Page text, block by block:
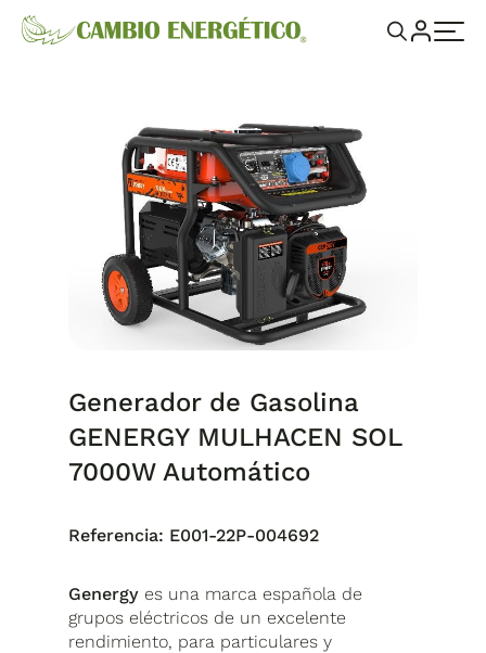
Generador de Gasolina
GENERGY MULHACEN SOL
7000W Automático
Referencia: E001-22P-004692
Genergy es una marca española de
grupos eléctricos de un excelente
rendimiento, para particulares y